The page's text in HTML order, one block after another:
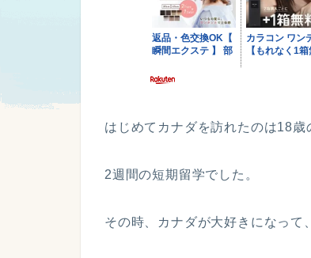
はじめてカナダを訪れたのは18歳
2週間の短期留学でした。
その時、カナダが大好きになって